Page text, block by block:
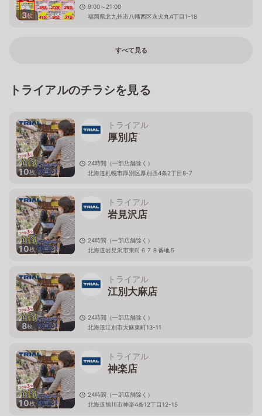
3枚
9:00～21:00
福岡県北九州市八幡西区永犬丸4丁目1-18
すべて見る
トライアルのチラシを見る
10枚
トライアル
厚別店
24時間（一部店舗除く）
北海道札幌市厚別区厚別西4条2丁目8-7
10枚
トライアル
岩見沢店
24時間（一部店舗除く）
北海道岩見沢市東町６７８番地５
8枚
トライアル
江別大麻店
24時間（一部店舗除く）
北海道江別市大麻東町13-11
10枚
トライアル
神楽店
24時間（一部店舗除く）
北海道旭川市神楽4条12丁目12-15